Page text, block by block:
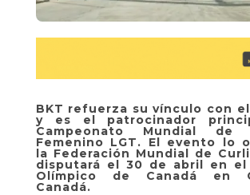
BKT refuerza su vínculo con
y es el patrocinador
Campeonato Mundial de
Femenino LGT. El evento lo
la Federación Mundial de
disputará el 30 de abril en el
Olímpico de Canadá en
Canadá.